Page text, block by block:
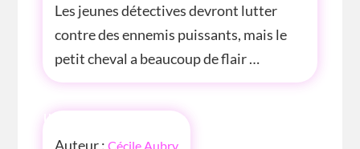
Les jeunes détectives devront lutter
contre des ennemis puissants, mais le
petit cheval a beaucoup de flair …
INFOS
Auteur : Cécile Aubry